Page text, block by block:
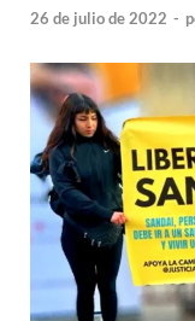
26 de julio de 2022 -